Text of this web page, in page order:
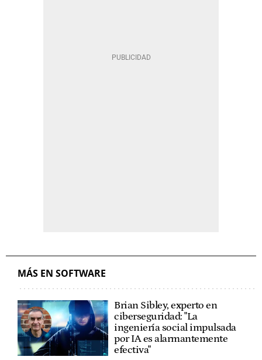
MÁS EN SOFTWARE
Brian Sibley, experto en
ciberseguridad: "La
ingeniería social impulsada
por IA es alarmantemente
efectiva"